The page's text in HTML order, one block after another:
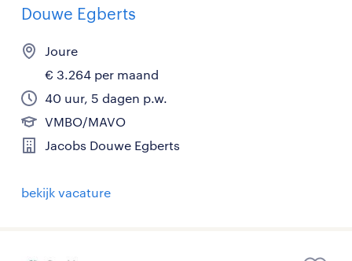
Douwe Egberts
Joure
€ 3.264 per maand
40 uur, 5 dagen p.w.
VMBO/MAVO
Jacobs Douwe Egberts
bekijk vacature